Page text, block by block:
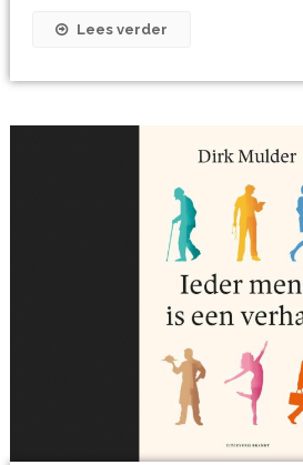
Lees verder